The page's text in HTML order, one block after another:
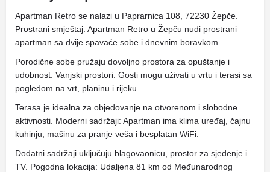
Apartman Retro se nalazi u Paprarnica 108, 72230 Žepče.
Prostrani smještaj: Apartman Retro u Žepču nudi prostrani
apartman sa dvije spavaće sobe i dnevnim boravkom.
Porodične sobe pružaju dovoljno prostora za opuštanje i
udobnost. Vanjski prostori: Gosti mogu uživati ​​u vrtu i terasi sa
pogledom na vrt, planinu i rijeku.
Terasa je idealna za objedovanje na otvorenom i slobodne
aktivnosti. Moderni sadržaji: Apartman ima klima uređaj, čajnu
kuhinju, mašinu za pranje veša i besplatan WiFi.
Dodatni sadržaji uključuju blagovaonicu, prostor za sjedenje i
TV. Pogodna lokacija: Udaljena 81 km od Međunarodnog